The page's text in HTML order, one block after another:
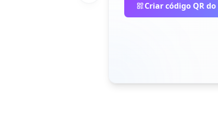
Criar código QR